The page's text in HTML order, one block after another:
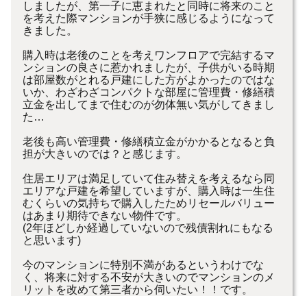
しましたが、第一子に恵まれたと同時に将来のこと
を考えた際マンションが手狭に感じるようになって
きました。
購入時は老後のことを考えワンフロアで完結するマ
ンションの良さに惹かれましたが、子供がいる時期
は部屋数がとれる戸建にした方がよかったのではな
いか、わざわざコンパクトな部屋に管理費・修繕積
立金を出してまで住むのが勿体無い気がしてきまし
た…
老後も高い管理費・修繕積立金がかかるとなると負
担が大きいのでは？と感じます。
住居エリアは満足していて住み替えを考えるなら同
エリアな戸建を希望していますが、購入時は一生住
むくらいの気持ちで購入したためリセールバリュー
はあまり期待できない物件です。
(2年ほどしか経過していないので残債割れにもなる
と思います)
今のマンションに特別不満があるというわけでな
く、将来に対する不安が大きいのでマンションのメ
リットを改めて第三者から伺いたい！！です。